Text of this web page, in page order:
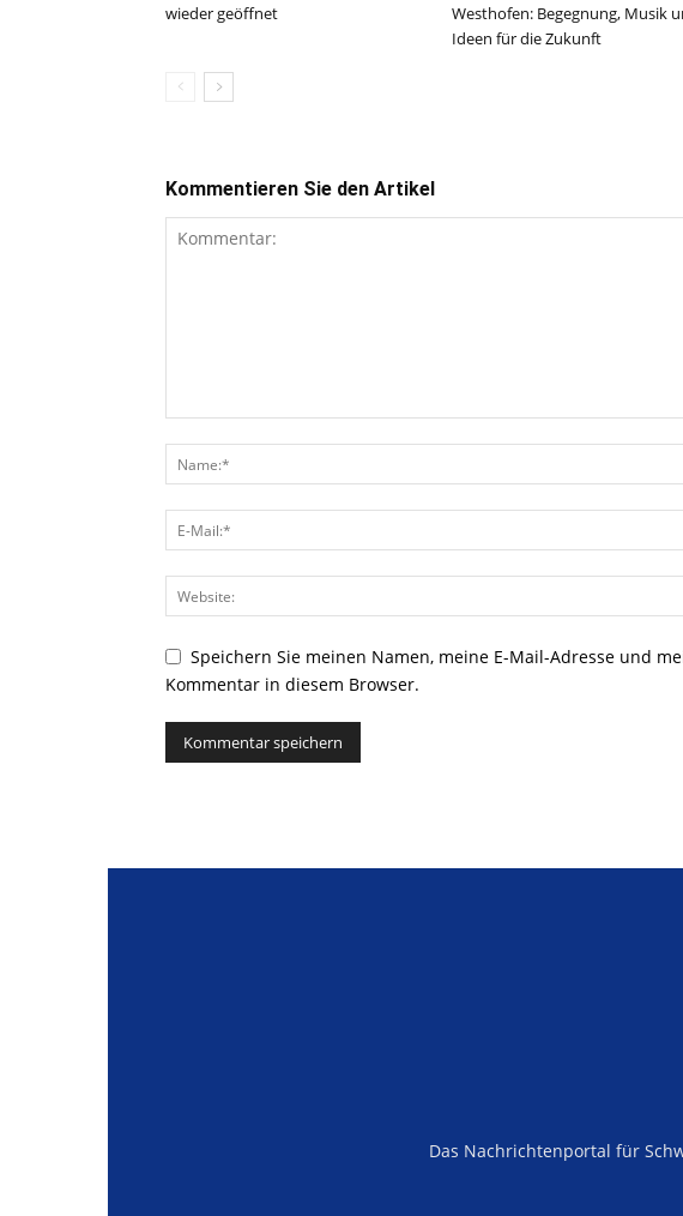
wieder geöffnet
Westhofen: Begegnung, Musik
Ideen für die Zukunft
Kommentieren Sie den Artikel
Speichern Sie meinen Namen, meine E-Mail-Adresse und
Kommentar in diesem Browser.
Das Nachrichtenportal für